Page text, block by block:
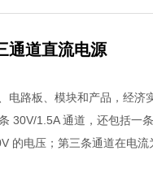
通道直流电源
路板、模块和产品，经济
30V/1.5A 通道，还包括一
的电压；第三条通道在电